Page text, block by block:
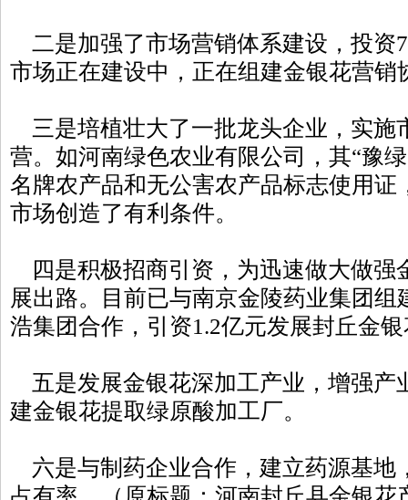
二是加强了市场营销体系建设，投资
市场正在建设中，正在组建金银花营销
三是培植壮大了一批龙头企业，实施
营。如河南绿色农业有限公司，其“豫
名牌农产品和无公害农产品标志使用证
市场创造了有利条件。
四是积极招商引资，为迅速做大做强
展出路。目前已与南京金陵药业集团
浩集团合作，引资1.2亿元发展封丘金
五是发展金银花深加工产业，增强产
建金银花提取绿原酸加工厂。
六是与制药企业合作，建立药源基地